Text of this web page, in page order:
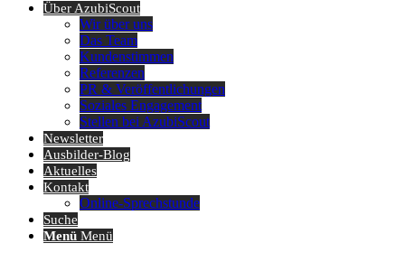
Über AzubiScout
Wir über uns
Das Team
Kundenstimmen
Referenzen
PR & Veröffentlichungen
Soziales Engagement
Stellen bei AzubiScout
Newsletter
Ausbilder-Blog
Aktuelles
Kontakt
Online-Sprechstunde
Suche
Menü Menü